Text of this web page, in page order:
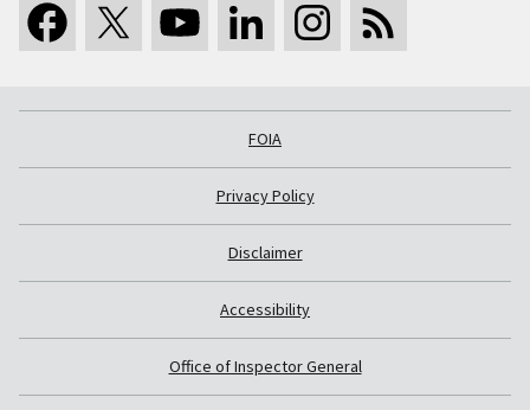
FOIA
Privacy Policy
Disclaimer
Accessibility
Office of Inspector General